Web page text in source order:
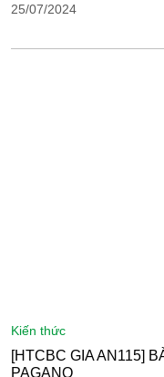
25/07/2024
kiến thức
[HTCBC GIA AN115]
PAGANO